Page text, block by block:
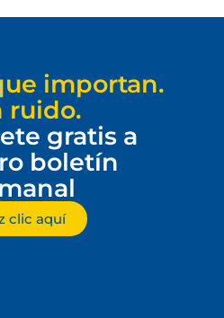
importan.
ruido.
gratis a
boletín
clic aquí